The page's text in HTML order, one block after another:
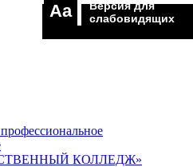
Aa
Версия для
слабовидящих
КОЛЛЕДЖ»